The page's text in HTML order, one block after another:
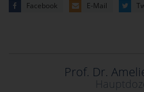
Facebook E-Mail
Prof. Dr.